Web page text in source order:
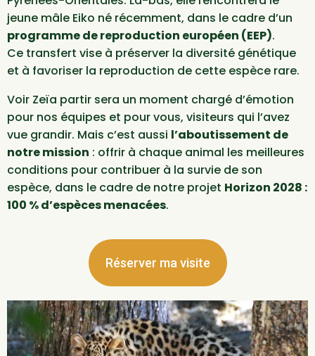
jeune mâle Eiko né récemment, dans le cadre d’un
programme de reproduction européen (EEP).
Ce transfert vise à préserver la diversité génétique
et à favoriser la reproduction de cette espèce rare.
Voir Zeïa partir sera un moment chargé d’émotion
pour nos équipes et pour vous, visiteurs qui l’avez
vue grandir. Mais c’est aussi l’aboutissement de
notre mission : offrir à chaque animal les meilleures
conditions pour contribuer à la survie de son
espèce, dans le cadre de notre projet Horizon 2028 :
100 % d’espèces menacées.
Réserver ma visite